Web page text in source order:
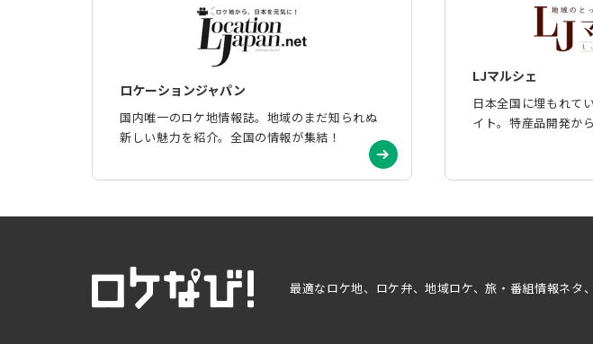
ロケーションジャパン
国内唯一のロケ地情報誌。地域のまだ知られぬ
新しい魅力を紹介。全国の情報が集結！
LJマルシェ
日本全国に埋もれて
イト。特産品開発か
最適なロケ地、ロケ弁、地域ロケ、旅・番組情報ネタ